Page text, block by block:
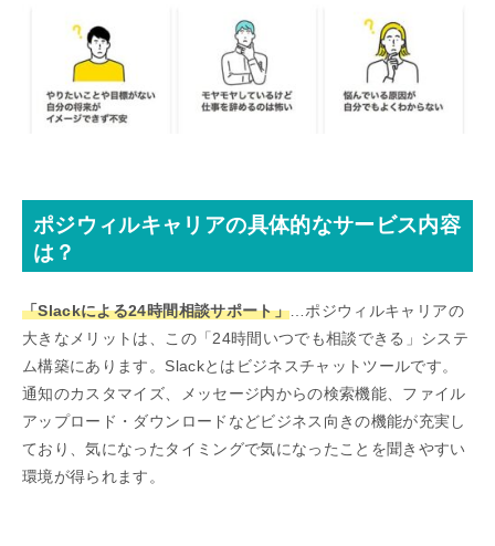
ポジウィルキャリアの具体的なサービス内容
は？
「Slackによる24時間相談サポート」 …ポジウィルキャリアの
大きなメリットは、この「24時間いつでも相談できる」システ
ム構築にあります。Slackとはビジネスチャットツールです。
通知のカスタマイズ、メッセージ内からの検索機能、ファイル
アップロード・ダウンロードなどビジネス向きの機能が充実し
ており、気になったタイミングで気になったことを聞きやすい
環境が得られます。